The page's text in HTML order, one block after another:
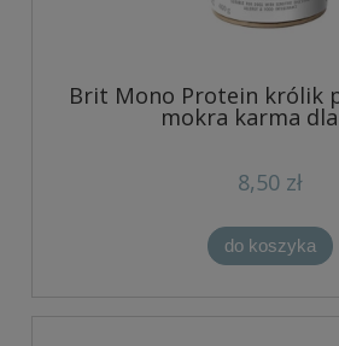
Brit Mono Protein królik
mokra karma
8,50 zł
do koszyka